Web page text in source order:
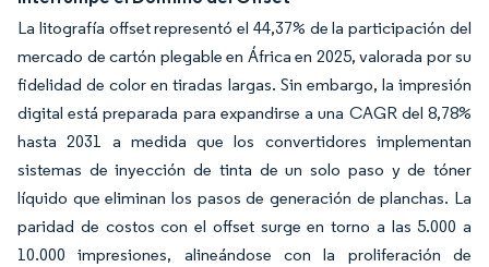
La litografía offset representó el 44,37% de la participación del
mercado de cartón plegable en África en 2025, valorada por su
fidelidad de color en tiradas largas. Sin embargo, la impresión
digital está preparada para expandirse a una CAGR del 8,78%
hasta 2031 a medida que los convertidores implementan
sistemas de inyección de tinta de un solo paso y de tóner
líquido que eliminan los pasos de generación de planchas. La
paridad de costos con el offset surge en torno a las 5.000 a
10.000 impresiones, alineándose con la proliferación de